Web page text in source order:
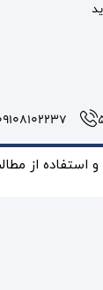
۸۸۵۰۳۳۴۱-
از